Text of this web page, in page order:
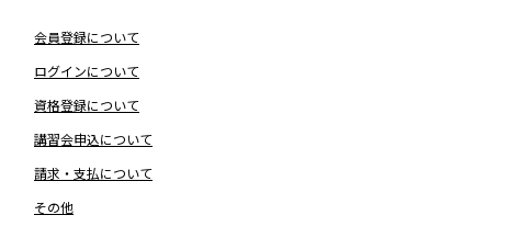
会員登録について
ログインについて
資格登録について
講習会申込について
請求・支払について
その他